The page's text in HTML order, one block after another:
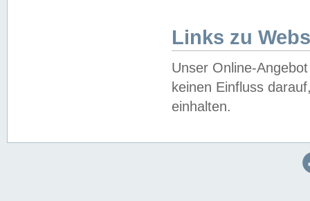
Links zu
Unser Online-
keinen Einfluss
einhalten.